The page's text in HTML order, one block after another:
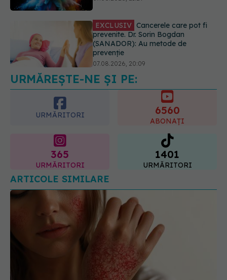
Trucul simplu de vară care te
răcorește după duș. De ce este bine
să nu te ștergi imediat
08.08.2026, 10:37
URMĂREȘTE-NE ȘI PE:
URMĂRITORI 6560
ABONAȚI
365
URMĂRITORI
1401
URMĂRITORI
ARTICOLE SIMILARE